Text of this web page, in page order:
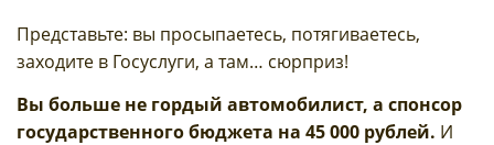
Представьте: вы просыпаетесь, потягиваетесь,
заходите в Госуслуги, а там… сюрприз!
Вы больше не гордый автомобилист, а спонсор
государственного бюджета на 45 000 рублей. И